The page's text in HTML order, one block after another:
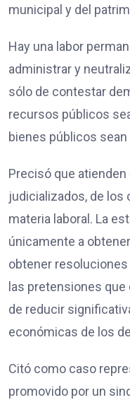
municipal y del
Hay una labor
administrar y
sólo de contestar
recursos públicos
bienes públicos
Precisó que
judicializados, de los
materia laboral. La
únicamente a
obtener
las pretensiones
de reducir
económicas de los
Citó como caso
promovido por un